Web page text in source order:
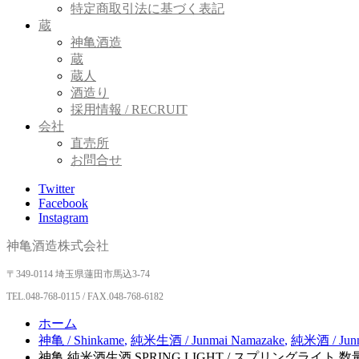
特定商取引法に基づく表記
蔵
神亀酒造
蔵
蔵人
酒造り
採用情報 / RECRUIT
会社
直売所
お問合せ
Twitter
Facebook
Instagram
神亀酒造株式会社
〒349-0114 埼玉県蓮田市馬込3-74
TEL.048-768-0115 / FAX.048-768-6182
ホーム
神亀 / Shinkame, 純米生酒 / Junmai Namazake, 純米酒 /